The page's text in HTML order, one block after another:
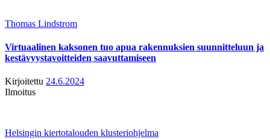
Thomas Lindstrom
Virtuaalinen kaksonen tuo apua rakennuksien suunnitteluun ja
kestävyystavoitteiden saavuttamiseen
Kirjoitettu 24.6.2024
Ilmoitus
Helsingin kiertotalouden klusteriohjelma